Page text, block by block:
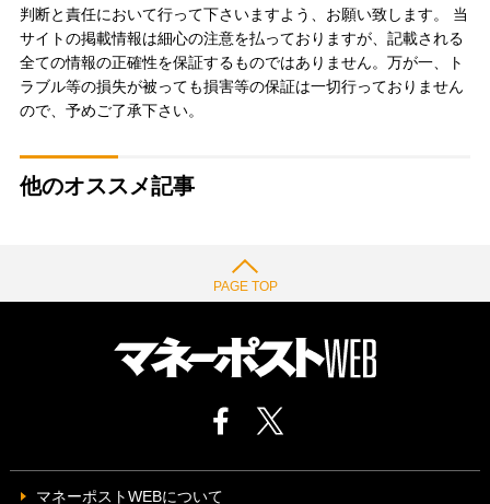
判断と責任において行って下さいますよう、お願い致します。 当
サイトの掲載情報は細心の注意を払っておりますが、記載される
全ての情報の正確性を保証するものではありません。万が一、ト
ラブル等の損失が被っても損害等の保証は一切行っておりません
ので、予めご了承下さい。
他のオススメ記事
PAGE TOP
マネーポストWEBについて